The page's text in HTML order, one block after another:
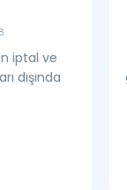
iptal ve
dışında